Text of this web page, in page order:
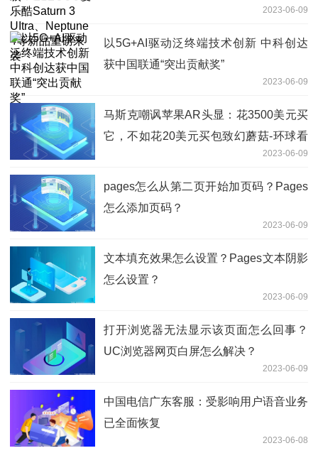
2023-06-09
以5G+AI驱动泛终端技术创新 中科创达
获中国联通“突出贡献奖”
2023-06-09
马斯克嘲讽苹果AR头显：花3500美元买
它，不如花20美元买包致幻蘑菇-环球看
2023-06-09
pages怎么从第二页开始加页码？Pages
怎么添加页码？
2023-06-09
文本填充效果怎么设置？Pages文本阴影
怎么设置？
2023-06-09
打开浏览器无法显示该页面怎么回事？
UC浏览器网页白屏怎么解决？
2023-06-09
中国电信广东客服：受影响用户语音业务
已全面恢复
2023-06-08